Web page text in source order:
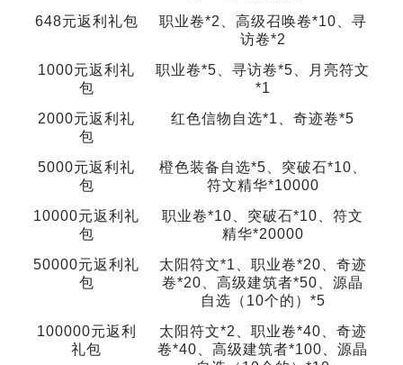
648元返利礼包
职业卷*2、高级召唤卷*10、寻
访卷*2
1000元返利礼
包
职业卷*5、寻访卷*5、月亮符文
*1
2000元返利礼
包
红色信物自选*1、奇迹卷*5
5000元返利礼
包
橙色装备自选*5、突破石*10、
符文精华*10000
10000元返利礼
包
职业卷*10、突破石*10、符文
精华*20000
50000元返利礼
包
太阳符文*1、职业卷*20、奇迹
卷*20、高级建筑者*50、源晶
自选（10个的）*5
100000元返利
礼包
太阳符文*2、职业卷*40、奇迹
卷*40、高级建筑者*100、源晶